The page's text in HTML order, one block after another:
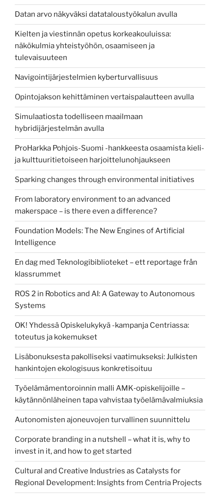
Datan arvo näkyväksi datataloustyökalun avulla
Kielten ja viestinnän opetus korkeakouluissa:
näkökulmia yhteistyöhön, osaamiseen ja
tulevaisuuteen
Navigointijärjestelmien kyberturvallisuus
Opintojakson kehittäminen vertaispalautteen avulla
Simulaatiosta todelliseen maailmaan
hybridijärjestelmän avulla
ProHarkka Pohjois-Suomi -hankkeesta osaamista kieli-
ja kulttuuritietoiseen harjoittelunohjaukseen
Sparking changes through environmental initiatives
From laboratory environment to an advanced
makerspace – is there even a difference?
Foundation Models: The New Engines of Artificial
Intelligence
En dag med Teknologibiblioteket – ett reportage från
klassrummet
ROS 2 in Robotics and AI: A Gateway to Autonomous
Systems
OK! Yhdessä Opiskelukykyä -kampanja Centriassa:
toteutus ja kokemukset
Lisäbonuksesta pakolliseksi vaatimukseksi: Julkisten
hankintojen ekologisuus konkretisoituu
Työelämämentoroinnin malli AMK‑opiskelijoille –
käytännönläheinen tapa vahvistaa työelämävalmiuksia
Autonomisten ajoneuvojen turvallinen suunnittelu
Corporate branding in a nutshell – what it is, why to
invest in it, and how to get started
Cultural and Creative Industries as Catalysts for
Regional Development: Insights from Centria Projects